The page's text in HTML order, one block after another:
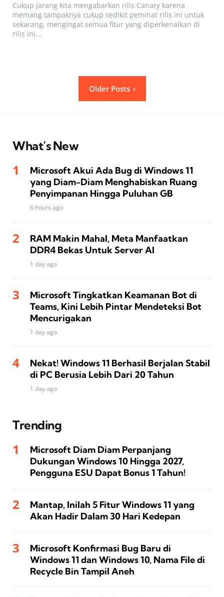
Cukup jarang kita mengabarkan rilis Canary karena
memang tampaknya cukup sedikit peminat rilis ini untuk
sekarang, mengingat semua fitur yang diperkenalkan di
rilis ini...
Older Posts
What’s New
Microsoft Akui Ada Bug di Windows 11
yang Diam-Diam Menghabiskan Ruang
Penyimpanan Hingga Puluhan GB
6 hours ago
RAM Makin Mahal, Meta Manfaatkan
DDR4 Bekas Untuk Server AI
1 day ago
Microsoft Tingkatkan Keamanan Bot di
Teams, Kini Lebih Pintar Mendeteksi Bot
Mencurigakan
1 day ago
Nekat! Windows 11 Berhasil Berjalan Stabil
di PC Berusia Lebih Dari 20 Tahun
1 day ago
Trending
Microsoft Diam Diam Perpanjang
Dukungan Windows 10 Hingga 2027,
Pengguna ESU Dapat Bonus 1 Tahun!
Mantap, Inilah 5 Fitur Windows 11 yang
Akan Hadir Dalam 30 Hari Kedepan
Microsoft Konfirmasi Bug Baru di
Windows 11 dan Windows 10, Nama File di
Recycle Bin Tampil Aneh